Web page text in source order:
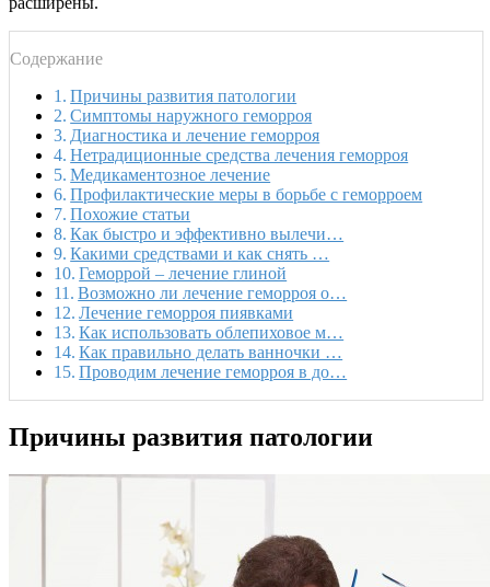
Содержание
Причины развития патологии
Симптомы наружного геморроя
Диагностика и лечение геморроя
Нетрадиционные средства лечения геморроя
Медикаментозное лечение
Профилактические меры в борьбе с геморроем
Похожие статьи
Как быстро и эффективно вылечи…
Какими средствами и как снять …
Геморрой – лечение глиной
Возможно ли лечение геморроя о…
Лечение геморроя пиявками
Как использовать облепиховое м…
Как правильно делать ванночки …
Проводим лечение геморроя в до…
Причины развития патологии